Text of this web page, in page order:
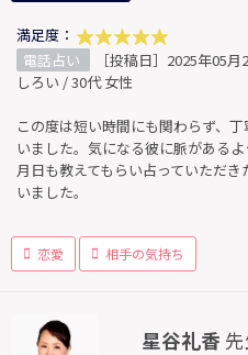
満足度：
電話占い
［投稿日］2025年05月
しろい / 30代 女性
この度は短い時間にも関わらず、
いました。気になる彼に脈がある
月日も教えてもらい占っていただ
いました。
恋愛 相手の気持ち
星谷礼香